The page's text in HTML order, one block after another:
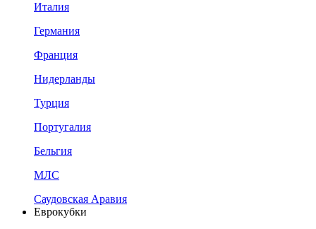
Италия
Германия
Франция
Нидерланды
Турция
Португалия
Бельгия
МЛС
Саудовская Аравия
Еврокубки